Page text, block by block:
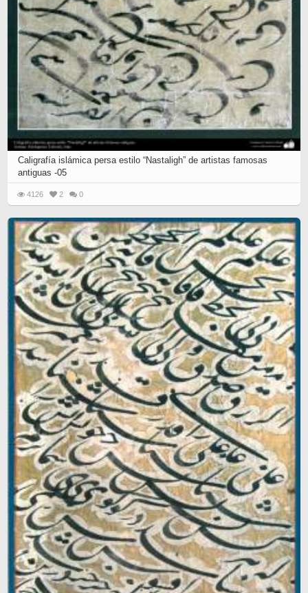
Caligrafía islámica persa estilo “Nastaligh” de artistas famosas
antiguas -05
4126 2 0